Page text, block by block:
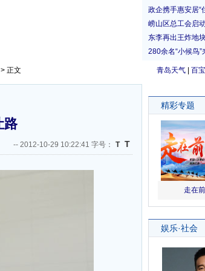
青岛天气 百
> 正文
路
-- 2012-10-29 10:22:41 字号： T T